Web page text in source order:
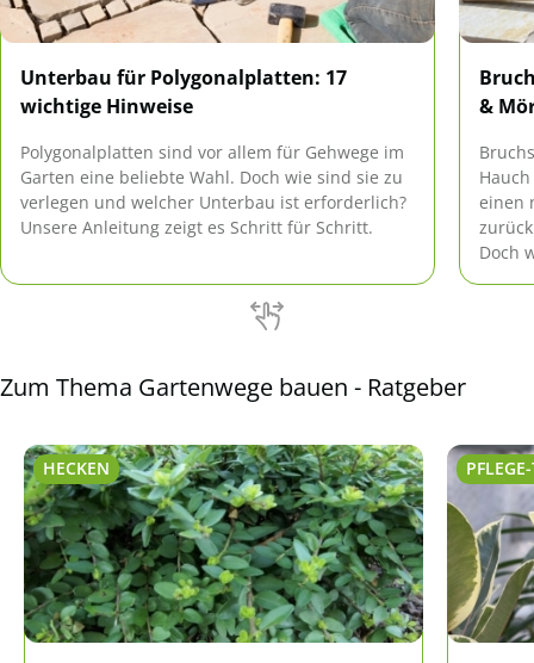
Unterbau für Polygonalplatten: 17
wichtige Hinweise
Polygonalplatten sind vor allem für Gehwege im
Garten eine beliebte Wahl. Doch wie sind sie zu
verlegen und welcher Unterbau ist erforderlich?
Unsere Anleitung zeigt es Schritt für Schritt.
&
einen
Doch
Zum Thema Gartenwege bauen - Ratgeber
HECKEN